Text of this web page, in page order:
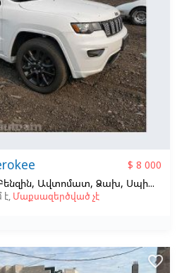
$ 8 000
Ավտոմատ, Ձախ, Սպիտակ
է, Մաքսազերծված չէ
favorite_border